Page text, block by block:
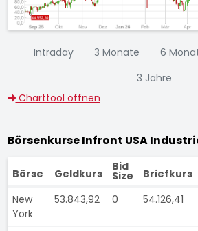
Intraday 3 Monate 6
3 Jahre
Charttool öffnen
Börsenkurse Infront USA
Börse Geldkurs
Bid
Size Briefkurs
New
York
53.843,92 0 54.126,41